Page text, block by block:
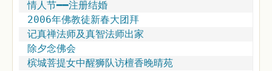
情人节━━注册结婚
2006年佛教徒新春大团拜
记真禅法师及真智法师出家
除夕念佛会
槟城菩提女中醒狮队访檀香晚晴苑